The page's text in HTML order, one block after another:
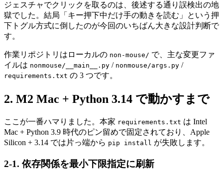
ジェスチャでクリックを取るのは、後述する通り誤検出の地
獄でした。結局「キー押下中だけ手の動きを読む」という押
下トグル方式に倒したのが今回のいちばん大きな設計判断で
す。
作業リポジトリはローカルの non-mouse/ で、主な変更ファ
イルは nonmouse/__main__.py / nonmouse/args.py /
requirements.txt の 3 つです。
2. M2 Mac + Python 3.14 で動かすまで
ここが一番ハマりました。本家 requirements.txt は Intel
Mac + Python 3.9 時代のピン留めで固定されており、Apple
Silicon + 3.14 では片っ端から pip install が失敗します。
2-1. 依存関係を最小下限指定に刷新